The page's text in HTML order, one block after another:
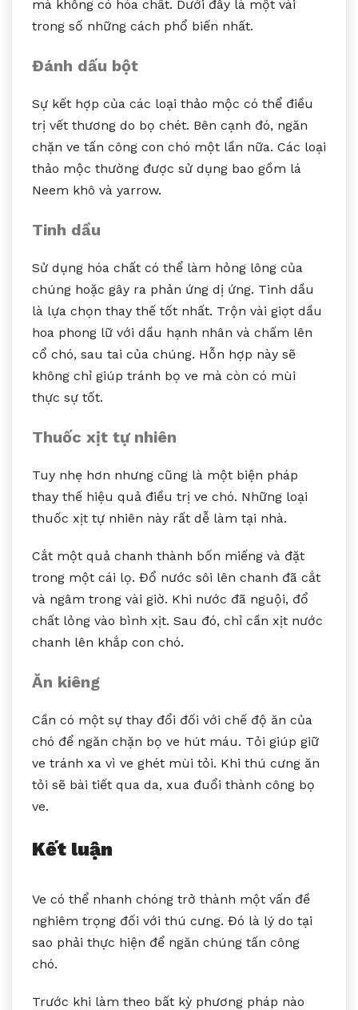
mà không có hóa chất. Dưới đây là một vài
trong số những cách phổ biến nhất.
Đánh dấu bột
Sự kết hợp của các loại thảo mộc có thể điều
trị vết thương do bọ chét. Bên cạnh đó, ngăn
chặn ve tấn công con chó một lần nữa. Các loại
thảo mộc thường được sử dụng bao gồm lá
Neem khô và yarrow.
Tinh dầu
Sử dụng hóa chất có thể làm hỏng lông của
chúng hoặc gây ra phản ứng dị ứng. Tinh dầu
là lựa chọn thay thế tốt nhất. Trộn vài giọt dầu
hoa phong lữ với dầu hạnh nhân và chấm lên
cổ chó, sau tai của chúng. Hỗn hợp này sẽ
không chỉ giúp tránh bọ ve mà còn có mùi
thực sự tốt.
Thuốc xịt tự nhiên
Tuy nhẹ hơn nhưng cũng là một biện pháp
thay thế hiệu quả điều trị ve chó. Những loại
thuốc xịt tự nhiên này rất dễ làm tại nhà.
Cắt một quả chanh thành bốn miếng và đặt
trong một cái lọ. Đổ nước sôi lên chanh đã cắt
và ngâm trong vài giờ. Khi nước đã nguội, đổ
chất lỏng vào bình xịt. Sau đó, chỉ cần xịt nước
chanh lên khắp con chó.
Ăn kiêng
Cần có một sự thay đổi đối với chế độ ăn của
chó để ngăn chặn bọ ve hút máu. Tỏi giúp giữ
ve tránh xa vì ve ghét mùi tỏi. Khi thú cưng ăn
tỏi sẽ bài tiết qua da, xua đuổi thành công bọ
ve.
Kết luận
Ve có thể nhanh chóng trở thành một vấn đề
nghiêm trọng đối với thú cưng. Đó là lý do tại
sao phải thực hiện để ngăn chúng tấn công
chó.
Trước khi làm theo bất kỳ phương pháp nào